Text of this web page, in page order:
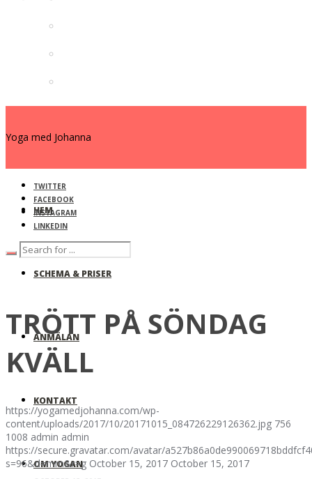
Yoga med Johanna
HEM
SCHEMA & PRISER
ANMÄLAN
KONTAKT
OM YOGAN
TWITTER
FACEBOOK
INSTAGRAM
LINKEDIN
TRÖTT PÅ SÖNDAG
KVÄLL
https://yogamedjohanna.com/wp-
content/uploads/2017/10/20171015_084726229126362.jpg 756
1008 admin admin
https://secure.gravatar.com/avatar/
s=96&d=mm&r=g October 15, 2017 October 15, 2017